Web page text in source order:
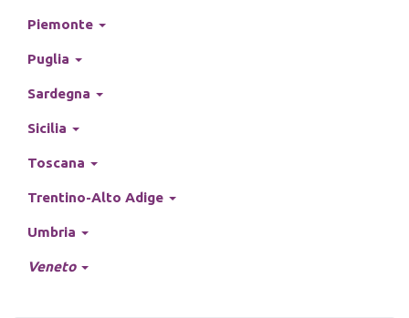
Piemonte
Puglia
Sardegna
Sicilia
Toscana
Trentino-Alto Adige
Umbria
Veneto